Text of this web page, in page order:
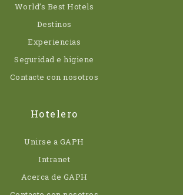
World’s Best Hotels
Destinos
Experiencias
Seguridad e higiene
Contacte con nosotros
Hotelero
Unirse a GAPH
Intranet
Acerca de GAPH